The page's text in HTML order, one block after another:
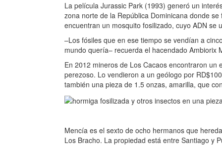
La película Jurassic Park (1993) generó un
zona norte de la República Dominicana donde
encuentran un mosquito fosilizado, cuyo ADN
–Los fósiles que en ese tiempo se vendían a
mundo quería– recuerda el hacendado Ambiorix
En 2012 mineros de Los Cacaos encontraron
perezoso. Lo vendieron a un geólogo por
también una pieza de 1.5 onzas, amarilla, que
Mencía es el sexto de ocho hermanos que
Los Bracho. La propiedad está entre Santiago y